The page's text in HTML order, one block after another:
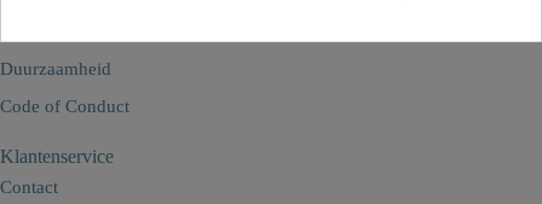
Duurzaamheid
Code of Conduct
Klantenservice
Contact